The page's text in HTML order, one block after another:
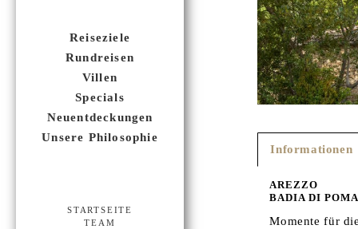
Reiseziele
Rundreisen
Villen
Specials
Neuentdeckungen
Unsere Philosophie
STARTSEITE
TEAM
Informationen
AREZZO
BADIA DI
Momente für